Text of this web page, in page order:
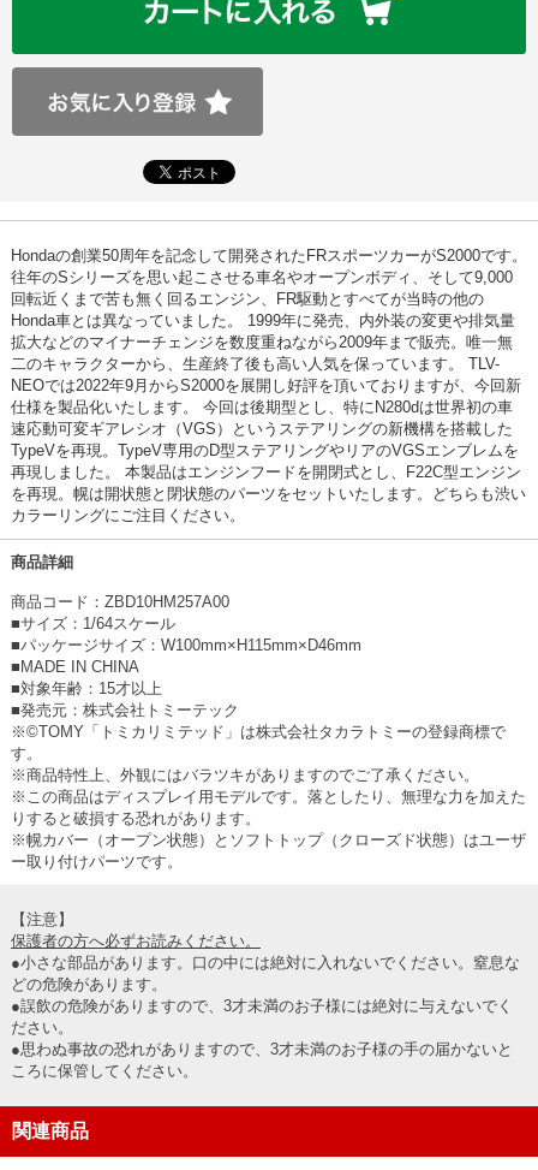
Hondaの創業50周年を記念して開発されたFRスポーツカーがS2000です。
往年のSシリーズを思い起こさせる車名やオープンボディ、そして9,000
回転近くまで苦も無く回るエンジン、FR駆動とすべてが当時の他の
Honda車とは異なっていました。 1999年に発売、内外装の変更や排気量
拡大などのマイナーチェンジを数度重ねながら2009年まで販売。唯一無
二のキャラクターから、生産終了後も高い人気を保っています。 TLV-
NEOでは2022年9月からS2000を展開し好評を頂いておりますが、今回新
仕様を製品化いたします。 今回は後期型とし、特にN280dは世界初の車
速応動可変ギアレシオ（VGS）というステアリングの新機構を搭載した
TypeVを再現。TypeV専用のD型ステアリングやリアのVGSエンブレムを
再現しました。 本製品はエンジンフードを開閉式とし、F22C型エンジン
を再現。幌は開状態と閉状態のパーツをセットいたします。どちらも渋い
カラーリングにご注目ください。
商品詳細
商品コード：ZBD10HM257A00
■サイズ：1/64スケール
■パッケージサイズ：W100mm×H115mm×D46mm
■MADE IN CHINA
■対象年齢：15才以上
■発売元：株式会社トミーテック
※©TOMY「トミカリミテッド」は株式会社タカラトミーの登録商標で
す。
※商品特性上、外観にはバラツキがありますのでご了承ください。
※この商品はディスプレイ用モデルです。落としたり、無理な力を加えた
りすると破損する恐れがあります。
※幌カバー（オープン状態）とソフトトップ（クローズド状態）はユーザ
ー取り付けパーツです。
【注意】
保護者の方へ必ずお読みください。
●小さな部品があります。口の中には絶対に入れないでください。窒息な
どの危険があります。
●誤飲の危険がありますので、3才未満のお子様には絶対に与えないでく
ださい。
●思わぬ事故の恐れがありますので、3才未満のお子様の手の届かないと
ころに保管してください。
関連商品